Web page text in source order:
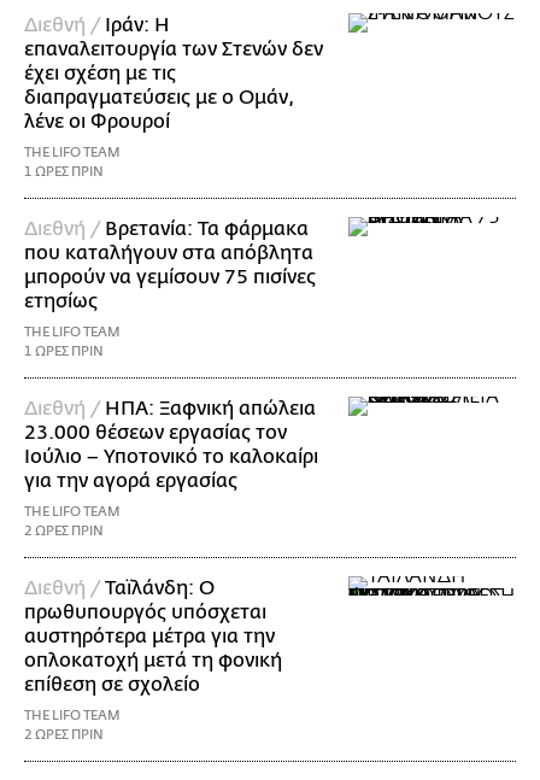
Διεθνή / Ιράν: Η
επαναλειτουργία των Στενών δεν
έχει σχέση με τις
διαπραγματεύσεις με ο Ομάν,
λένε οι Φρουροί
THE LIFO TEAM
1 ΩΡΕΣ ΠΡΙΝ
Διεθνή / Βρετανία: Τα φάρμακα
που καταλήγουν στα απόβλητα
μπορούν να γεμίσουν 75 πισίνες
ετησίως
THE LIFO TEAM
1 ΩΡΕΣ ΠΡΙΝ
Διεθνή / ΗΠΑ: Ξαφνική απώλεια
23.000 θέσεων εργασίας τον
Ιούλιο – Υποτονικό το καλοκαίρι
για την αγορά εργασίας
THE LIFO TEAM
2 ΩΡΕΣ ΠΡΙΝ
Διεθνή / Ταϊλάνδη: Ο
πρωθυπουργός υπόσχεται
αυστηρότερα μέτρα για την
οπλοκατοχή μετά τη φονική
επίθεση σε σχολείο
THE LIFO TEAM
2 ΩΡΕΣ ΠΡΙΝ